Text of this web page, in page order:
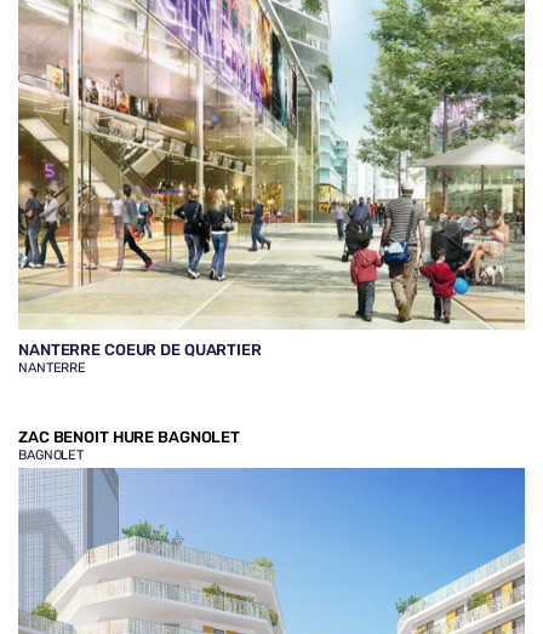
NANTERRE COEUR DE QUARTIER
NANTERRE
ZAC BENOIT HURE BAGNOLET
BAGNOLET